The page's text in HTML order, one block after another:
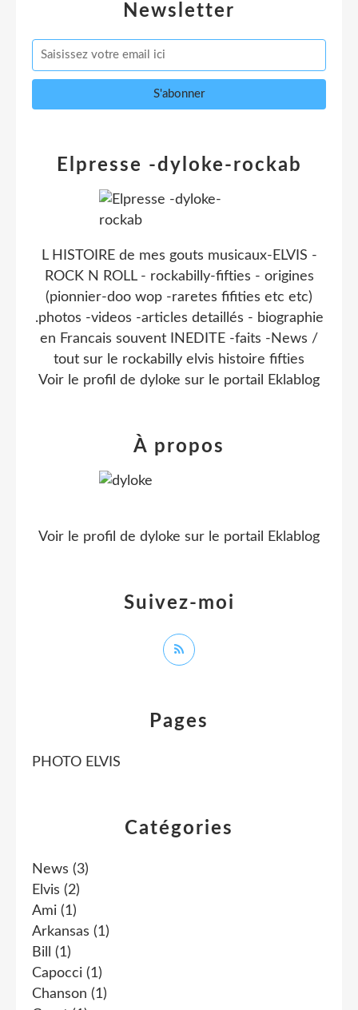
Newsletter
Catégories
News (3)
Elvis (2)
Ami (1)
Arkansas (1)
Bill
(1)
Capocci (1)
Chanson (1)
Pages
PHOTO ELVIS
Elpresse -dyloke-rockab
L HISTOIRE de mes gouts musicaux-ELVIS -
ROCK N ROLL - rockabilly-fifties - origines
(pionnier-doo wop -raretes fifities etc etc)
.photos -videos -articles detaillés - biographie
en Francais souvent INEDITE -faits -News /
tout sur le rockabilly elvis histoire fifties
Voir le profil de dyloke sur le portail Eklablog
Suivez-moi
À propos
Voir le profil de dyloke sur le portail Eklablog